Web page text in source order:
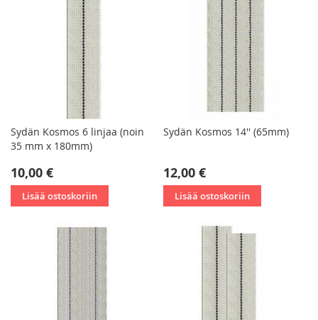
Sydän Kosmos 6 linjaa (noin
35 mm x 180mm)
10,00 €
Lisää ostoskoriin
Sydän Kosmos 14'' (65mm)
12,00 €
Lisää ostoskoriin